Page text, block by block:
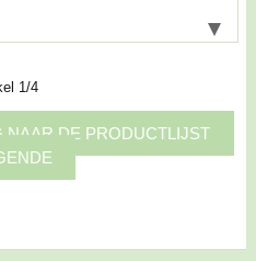
1/4
NAAR DE PRODUCTLIJST